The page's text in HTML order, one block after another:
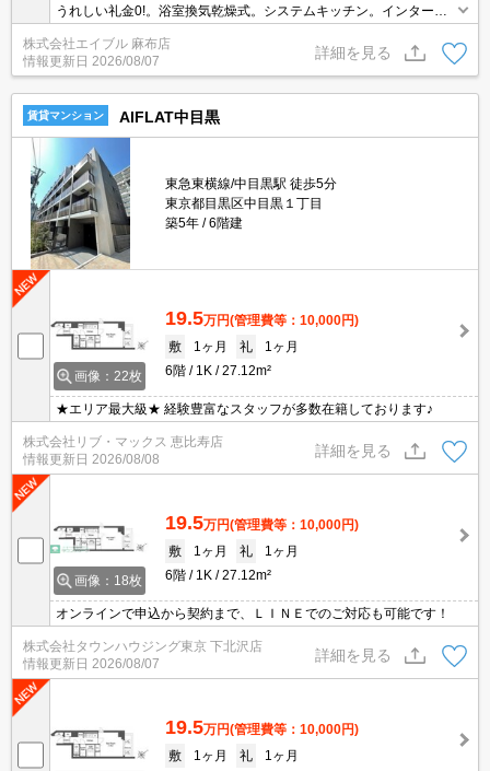
うれしい礼金0!。浴室換気乾燥式。システムキッチン。インターネ
ット無料使い放題。1年未満の解約時、違約金1ヶ月分発生。内見予
約受付中。引越指定業者あり。
株式会社エイブル 麻布店
情報更新日 2026/08/07
詳細を見る
賃貸マンション AIFLAT中目黒
東急東横線/中目黒駅 徒歩5分
東京都目黒区中目黒１丁目
築5年
6階建
画像：22枚
19.5万円(管理費等：10,000円)
敷
1ヶ月 礼
1ヶ月
6階
1K 27.12m²
★エリア最大級★ 経験豊富なスタッフが多数在籍しております♪
株式会社リブ・マックス 恵比寿店
情報更新日 2026/08/08
詳細を見る
画像：18枚
19.5万円(管理費等：10,000円)
敷
1ヶ月 礼
1ヶ月
6階
1K 27.12m²
オンラインで申込から契約まで、ＬＩＮＥでのご対応も可能です！
株式会社タウンハウジング東京 下北沢店
情報更新日 2026/08/07
詳細を見る
19.5万円(管理費等：10,000円)
敷
1ヶ月 礼
1ヶ月